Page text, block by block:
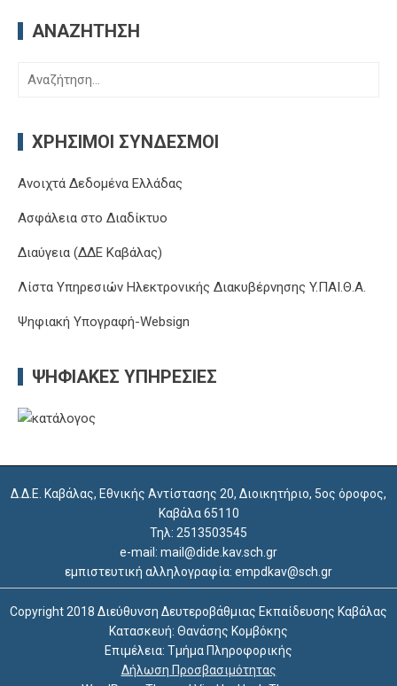
ΑΝΑΖΉΤΗΣΗ
Αναζήτηση
ΧΡΉΣΙΜΟΙ ΣΎΝΔΕΣΜΟΙ
Ανοιχτά Δεδομένα Ελλάδας
Ασφάλεια στο Διαδίκτυο
Διαύγεια (ΔΔΕ Καβάλας)
Λίστα Υπηρεσιών Ηλεκτρονικής Διακυβέρνησης Y.ΠΑΙ.Θ.Α.
Ψηφιακή Υπογραφή-Websign
ΨΗΦΙΑΚΈΣ ΥΠΗΡΕΣΊΕΣ
Δ.Δ.Ε. Καβάλας, Εθνικής Αντίστασης 20, Διοικητήριο, 5ος όροφος,
Καβάλα 65110
Τηλ: 2513503545
e-mail: mail@dide.kav.sch.gr
εμπιστευτική αλληλογραφία: empdkav@sch.gr
Copyright 2018 Διεύθυνση Δευτεροβάθμιας Εκπαίδευσης Καβάλας
Κατασκευή: Θανάσης Κομβόκης
Επιμέλεια: Τμήμα Πληροφορικής
Δήλωση Προσβασιμότητας